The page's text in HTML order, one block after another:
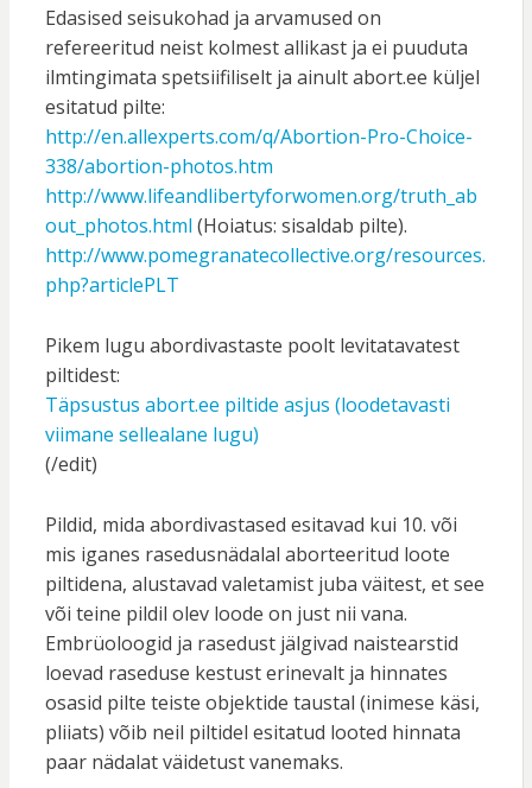
Edasised seisukohad ja arvamused on
refereeritud neist kolmest allikast ja ei puuduta
ilmtingimata spetsiifiliselt ja ainult abort.ee küljel
esitatud pilte:
http://en.allexperts.com/q/Abortion-Pro-Choice-
338/abortion-photos.htm
http://www.lifeandlibertyforwomen.org/truth_ab
out_photos.html (Hoiatus: sisaldab pilte).
http://www.pomegranatecollective.org/resources.
php?articlePLT
Pikem lugu abordivastaste poolt levitatavatest
piltidest:
Täpsustus abort.ee piltide asjus (loodetavasti
viimane sellealane lugu)
(/edit)
Pildid, mida abordivastased esitavad kui 10. või
mis iganes rasedusnädalal aborteeritud loote
piltidena, alustavad valetamist juba väitest, et see
või teine pildil olev loode on just nii vana.
Embrüoloogid ja rasedust jälgivad naistearstid
loevad raseduse kestust erinevalt ja hinnates
osasid pilte teiste objektide taustal (inimese käsi,
pliiats) võib neil piltidel esitatud looted hinnata
paar nädalat väidetust vanemaks.